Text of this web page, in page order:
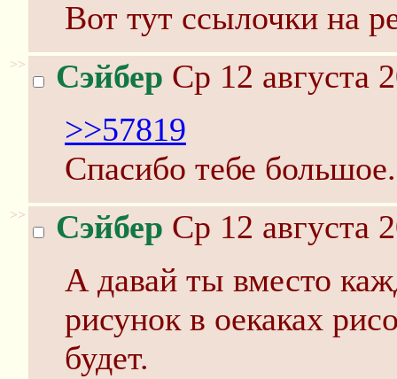
Вот тут ссылочки на
>> Сэйбер Ср 12 августа
>>57819
Спасибо тебе большое.
>> Сэйбер Ср 12 августа
А давай ты вместо
рисунок в оекаках
будет.